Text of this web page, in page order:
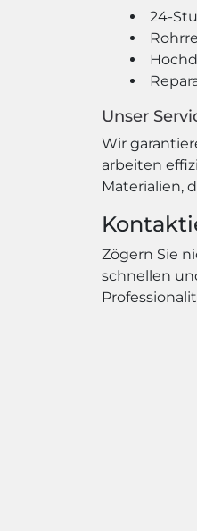
24-
Unser
Wir
arbeiten
Materialien,
Zögern Sie
schnellen